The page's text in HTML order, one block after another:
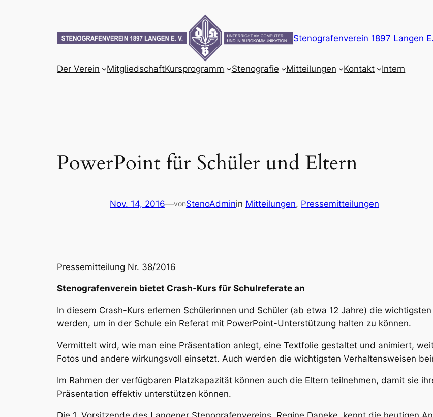
Stenografenverein 1897 Langen
Der Verein MitgliedschaftKursprogramm Stenografie Mitteilungen Kontakt Intern
PowerPoint für Schüler und Eltern
Nov. 14, 2016—vonStenoAdminin Mitteilungen, Pressemitteilungen
Pressemitteilung Nr. 38/2016
Stenografenverein bietet Crash-Kurs für Schulreferate an
In diesem Crash-Kurs erlernen Schülerinnen und Schüler (ab etwa 12 Jahre) die
werden, um in der Schule ein Referat mit PowerPoint-Unterstützung halten zu können.
Vermittelt wird, wie man eine Präsentation anlegt, eine Textfolie gestaltet und animiert,
Fotos und andere wirkungsvoll einsetzt. Auch werden die wichtigsten Verhaltensweisen
Im Rahmen der verfügbaren Platzkapazität können auch die Eltern teilnehmen, damit sie
Präsentation effektiv unterstützen können.